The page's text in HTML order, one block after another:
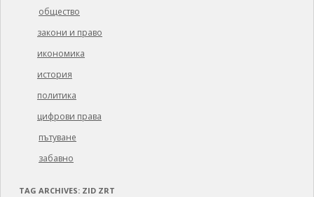
общество
закони и право
икономика
история
политика
цифрови права
пътуване
забавно
TAG ARCHIVES: ZID ZRT